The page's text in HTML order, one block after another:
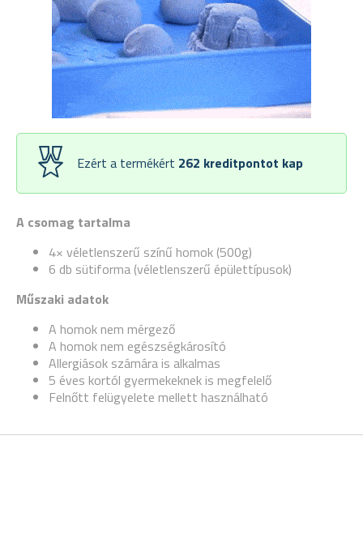
A csomag tartalma
4× véletlenszerű színű homok (500g)
6 db sütiforma (véletlenszerű épülettípusok)
Műszaki adatok
A homok nem mérgező
A homok nem egészségkárosító
Allergiások számára is alkalmas
5 éves kortól gyermekeknek is megfelelő
Felnőtt felügyelete mellett használható
Ezért a termékért 262 kreditpontot kap